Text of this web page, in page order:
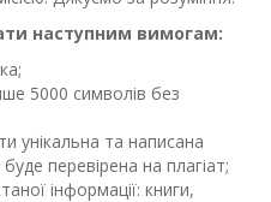
наступним вимогам:
5000 символів без
унікальна та написана
перевірена на плагіат;
інформації: книги,